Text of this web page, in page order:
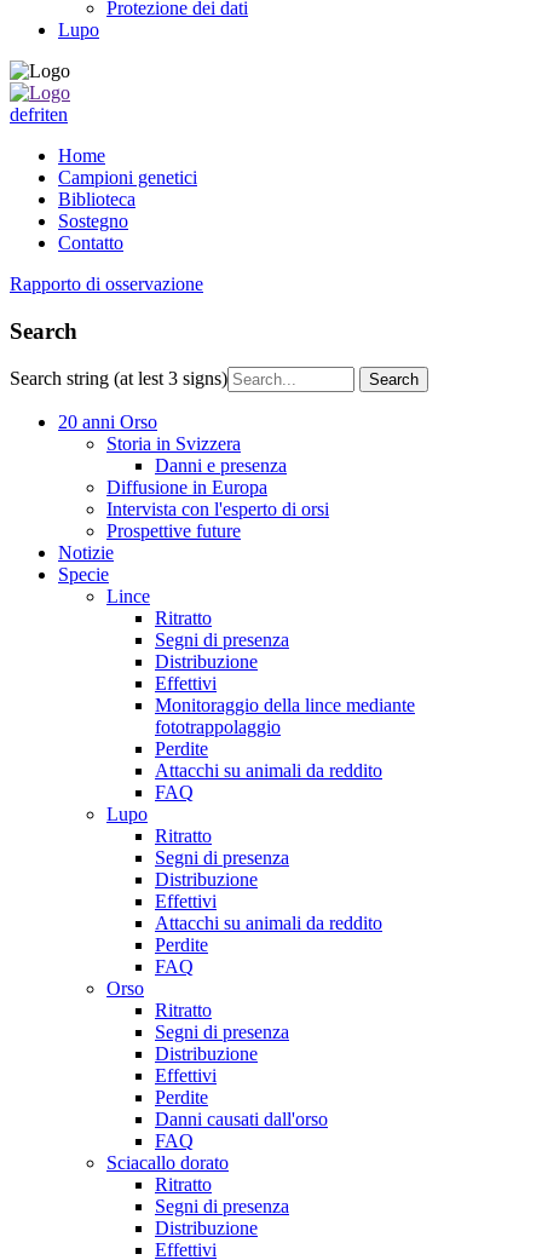
Protezione dei dati
Lupo
defriten
Home
Campioni genetici
Biblioteca
Sostegno
Contatto
Rapporto di osservazione
Search
Search string (at lest 3 signs)
20 anni Orso
Storia in Svizzera
Danni e presenza
Diffusione in Europa
Intervista con l'esperto di orsi
Prospettive future
Notizie
Specie
Lince
Ritratto
Segni di presenza
Distribuzione
Effettivi
Monitoraggio della lince mediante
fototrappolaggio
Perdite
Attacchi su animali da reddito
FAQ
Lupo
Ritratto
Segni di presenza
Distribuzione
Effettivi
Attacchi su animali da reddito
Perdite
FAQ
Orso
Ritratto
Segni di presenza
Distribuzione
Effettivi
Perdite
Danni causati dall'orso
FAQ
Sciacallo dorato
Ritratto
Segni di presenza
Distribuzione
Effettivi